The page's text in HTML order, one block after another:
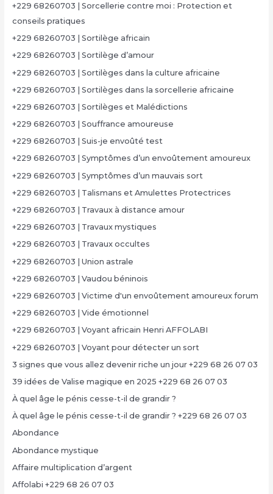
+229 68260703 | Sorcellerie contre moi : Protection et
conseils pratiques
+229 68260703 | Sortilège africain
+229 68260703 | Sortilège d’amour
+229 68260703 | Sortilèges dans la culture africaine
+229 68260703 | Sortilèges dans la sorcellerie africaine
+229 68260703 | Sortilèges et Malédictions
+229 68260703 | Souffrance amoureuse
+229 68260703 | Suis-je envoûté test
+229 68260703 | Symptômes d’un envoûtement amoureux
+229 68260703 | Symptômes d’un mauvais sort
+229 68260703 | Talismans et Amulettes Protectrices
+229 68260703 | Travaux à distance amour
+229 68260703 | Travaux mystiques
+229 68260703 | Travaux occultes
+229 68260703 | Union astrale
+229 68260703 | Vaudou béninois
+229 68260703 | Victime d'un envoûtement amoureux forum
+229 68260703 | Vide émotionnel
+229 68260703 | Voyant africain Henri AFFOLABI
+229 68260703 | Voyant pour détecter un sort
3 signes que vous allez devenir riche un jour +229 68 26 07 03
39 idées de Valise magique en 2025 +229 68 26 07 03
À quel âge le pénis cesse-t-il de grandir ?
À quel âge le pénis cesse-t-il de grandir ? +229 68 26 07 03
Abondance
Abondance mystique
Affaire multiplication d’argent
Affolabi +229 68 26 07 03